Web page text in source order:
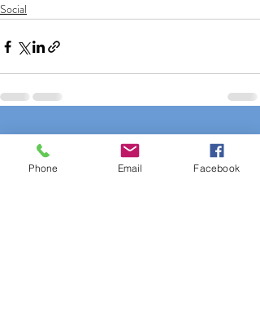
Social
Entradas recientes Ver todo
Phone Email Facebook